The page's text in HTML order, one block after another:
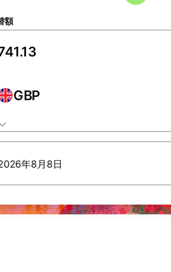
額
GBP
年8月8日